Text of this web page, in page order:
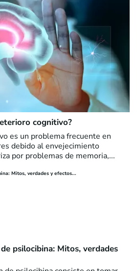
cognitivo?
es un problema frecuente en
debido al envejecimiento
por problemas de memoria,...
psilocibina: Mitos, verdades